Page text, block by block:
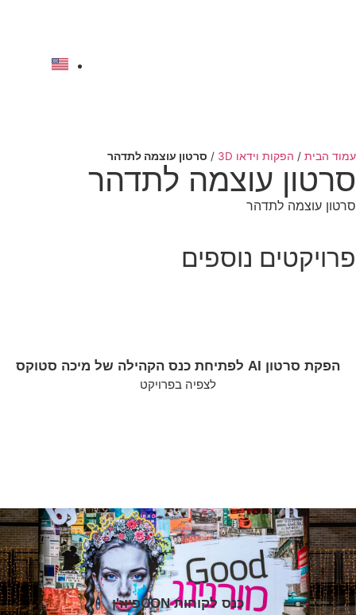
עמוד הבית / הפקות וידאו 3D / סרטון עוצמה לתדהר
סרטון עוצמה לתדהר
סרטון עוצמה לתדהר
פרויקטים נוספים
הפקת סרטון AI לפתיחת כנס הקהילה של מיכה סטוקס
לצפיה בפרויקט
כנס לקוחות CONפיוז'ן